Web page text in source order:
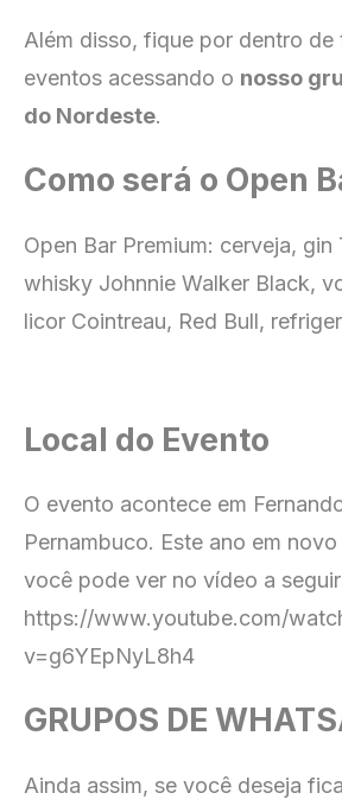
Além disso, fique por dentro
eventos acessando o nosso
do Nordeste.
Como será o Open
Open Bar Premium: cerveja, gin
whisky Johnnie Walker Black,
licor Cointreau, Red Bull,
Local do Evento
O evento acontece em
Pernambuco. Este ano em
você pode ver no vídeo a
https://www.youtube.com/
v=g6YEpNyL8h4
GRUPOS DE
Ainda assim, se você deseja